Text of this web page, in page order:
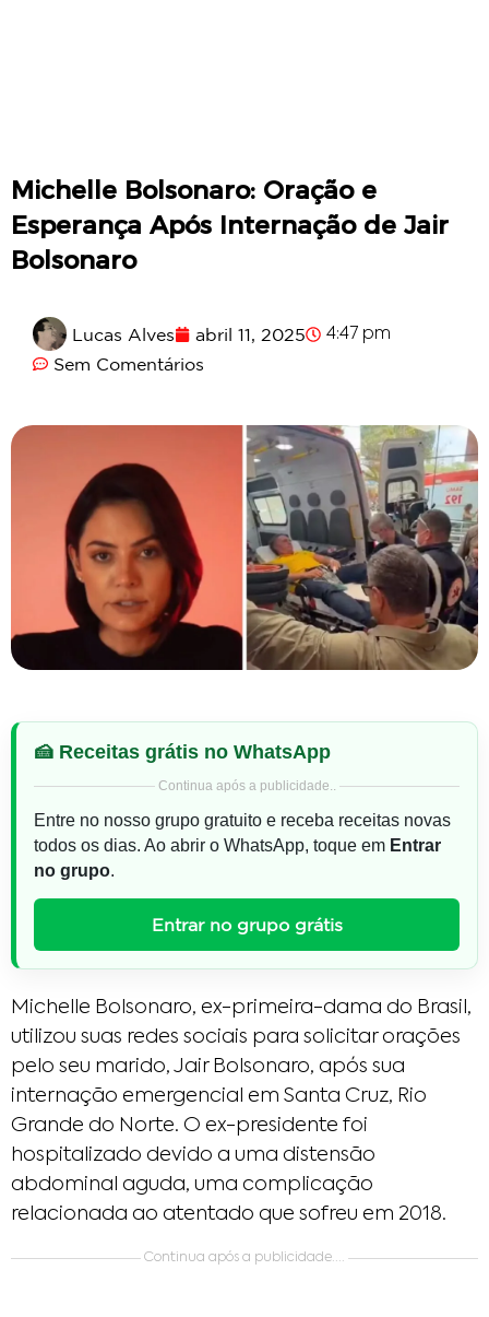
Michelle Bolsonaro: Oração e
Esperança Após Internação de Jair
Bolsonaro
Lucas Alves abril 11, 2025 4:47 pm
Sem Comentários
🍰 Receitas grátis no WhatsApp
Continua após a publicidade..
Entre no nosso grupo gratuito e receba receitas novas
todos os dias. Ao abrir o WhatsApp, toque em Entrar
no grupo.
Entrar no grupo grátis
Michelle Bolsonaro, ex-primeira-dama do Brasil,
utilizou suas redes sociais para solicitar orações
pelo seu marido, Jair Bolsonaro, após sua
internação emergencial em Santa Cruz, Rio
Grande do Norte. O ex-presidente foi
hospitalizado devido a uma distensão
abdominal aguda, uma complicação
relacionada ao atentado que sofreu em 2018.​
Continua após a publicidade....